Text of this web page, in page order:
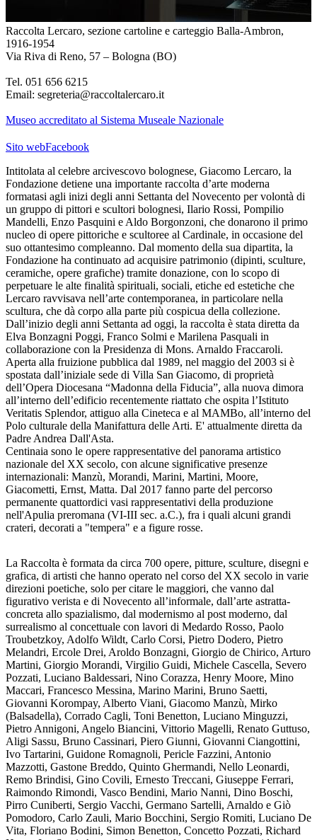
Raccolta Lercaro, sezione cartoline e carteggio Balla-Ambron,
1916-1954
Via Riva di Reno, 57 – Bologna (BO)
Tel. 051 656 6215
Email: segreteria@raccoltalercaro.it
Museo accreditato al Sistema Museale Nazionale
Sito webFacebook
Intitolata al celebre arcivescovo bolognese, Giacomo Lercaro, la
Fondazione detiene una importante raccolta d’arte moderna
formatasi agli inizi degli anni Settanta del Novecento per volontà di
un gruppo di pittori e scultori bolognesi, Ilario Rossi, Pompilio
Mandelli, Enzo Pasquini e Aldo Borgonzoni, che donarono il primo
nucleo di opere pittoriche e scultoree al Cardinale, in occasione del
suo ottantesimo compleanno. Dal momento della sua dipartita, la
Fondazione ha continuato ad acquisire patrimonio (dipinti, sculture,
ceramiche, opere grafiche) tramite donazione, con lo scopo di
perpetuare le alte finalità spirituali, sociali, etiche ed estetiche che
Lercaro ravvisava nell’arte contemporanea, in particolare nella
scultura, che dà corpo alla parte più cospicua della collezione.
Dall’inizio degli anni Settanta ad oggi, la raccolta è stata diretta da
Elva Bonzagni Poggi, Franco Solmi e Marilena Pasquali in
collaborazione con la Presidenza di Mons. Arnaldo Fraccaroli.
Aperta alla fruizione pubblica dal 1989, nel maggio del 2003 si è
spostata dall’iniziale sede di Villa San Giacomo, di proprietà
dell’Opera Diocesana “Madonna della Fiducia”, alla nuova dimora
all’interno dell’edificio recentemente riattato che ospita l’Istituto
Veritatis Splendor, attiguo alla Cineteca e al MAMBo, all’interno del
Polo culturale della Manifattura delle Arti. E' attualmente diretta da
Padre Andrea Dall'Asta.
Centinaia sono le opere rappresentative del panorama artistico
nazionale del XX secolo, con alcune significative presenze
internazionali: Manzù, Morandi, Marini, Martini, Moore,
Giacometti, Ernst, Matta. Dal 2017 fanno parte del percorso
permanente quattordici vasi rappresentativi della produzione
nell'Apulia preromana (VI-III sec. a.C.), fra i quali alcuni grandi
crateri, decorati a "tempera" e a figure rosse.
La Raccolta è formata da circa 700 opere, pitture, sculture, disegni e
grafica, di artisti che hanno operato nel corso del XX secolo in varie
direzioni poetiche, solo per citare le maggiori, che vanno dal
figurativo verista e di Novecento all’informale, dall’arte astratta-
concreta allo spazialismo, dal modernismo al post moderno, dal
surrealismo al concettuale con lavori di Medardo Rosso, Paolo
Troubetzkoy, Adolfo Wildt, Carlo Corsi, Pietro Dodero, Pietro
Melandri, Ercole Drei, Aroldo Bonzagni, Giorgio de Chirico, Arturo
Martini, Giorgio Morandi, Virgilio Guidi, Michele Cascella, Severo
Pozzati, Luciano Baldessari, Nino Corazza, Henry Moore, Mino
Maccari, Francesco Messina, Marino Marini, Bruno Saetti,
Giovanni Korompay, Alberto Viani, Giacomo Manzù, Mirko
(Balsadella), Corrado Cagli, Toni Benetton, Luciano Minguzzi,
Pietro Annigoni, Angelo Biancini, Vittorio Magelli, Renato Guttuso,
Aligi Sassu, Bruno Cassinari, Piero Giunni, Giovanni Ciangottini,
Ivo Tartarini, Guidone Romagnoli, Pericle Fazzini, Antonio
Mazzotti, Gastone Breddo, Quinto Ghermandi, Nello Leonardi,
Remo Brindisi, Gino Covili, Ernesto Treccani, Giuseppe Ferrari,
Raimondo Rimondi, Vasco Bendini, Mario Nanni, Dino Boschi,
Pirro Cuniberti, Sergio Vacchi, Germano Sartelli, Arnaldo e Giò
Pomodoro, Carlo Zauli, Mario Bocchini, Sergio Romiti, Luciano De
Vita, Floriano Bodini, Simon Benetton, Concetto Pozzati, Richard